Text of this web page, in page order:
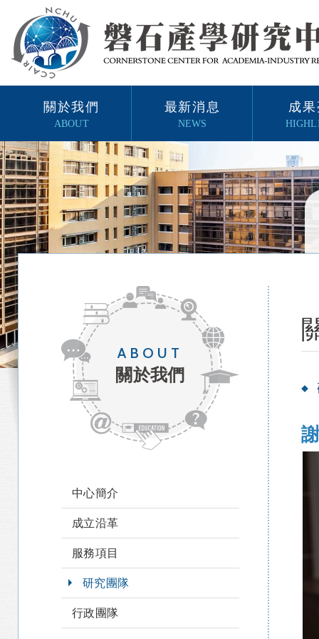
關於我們
ABOUT
最新消息
NEWS
成
ABOUT
關於我們
中心簡介
成立沿革
服務項目
研究團隊
行政團隊